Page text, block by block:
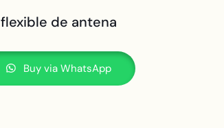
flexible de antena
Buy via WhatsApp